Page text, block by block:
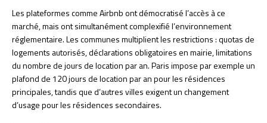
Les plateformes comme Airbnb ont démocratisé l’accès à ce
marché, mais ont simultanément complexifié l’environnement
réglementaire. Les communes multiplient les restrictions : quotas de
logements autorisés, déclarations obligatoires en mairie, limitations
du nombre de jours de location par an. Paris impose par exemple un
plafond de 120 jours de location par an pour les résidences
principales, tandis que d’autres villes exigent un changement
d’usage pour les résidences secondaires.